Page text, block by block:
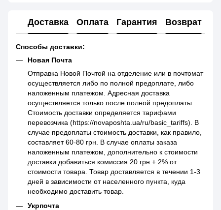
Доставка Оплата Гарантия Возврат
Способы доставки:
Новая Почта
Отправка Новой Почтой на отделение или в почтомат
осуществляется либо по полной предоплате, либо
наложенным платежом. Адресная доставка
осуществляется только после полной предоплаты.
Стоимость доставки определяется тарифами
перевозчика (https://novaposhta.ua/ru/basic_tariffs). В
случае предоплаты стоимость доставки, как правило,
составляет 60-80 грн. В случае оплаты заказа
наложенным платежом, дополнительно к стоимости
доставки добавиться комиссия 20 грн.+ 2% от
стоимости товара. Товар доставляется в течении 1-3
дней в зависимости от населенного пункта, куда
необходимо доставить товар.
Укрпочта